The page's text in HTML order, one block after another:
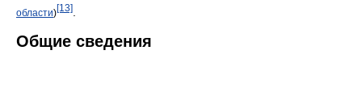
области)[13]
Общие сведения